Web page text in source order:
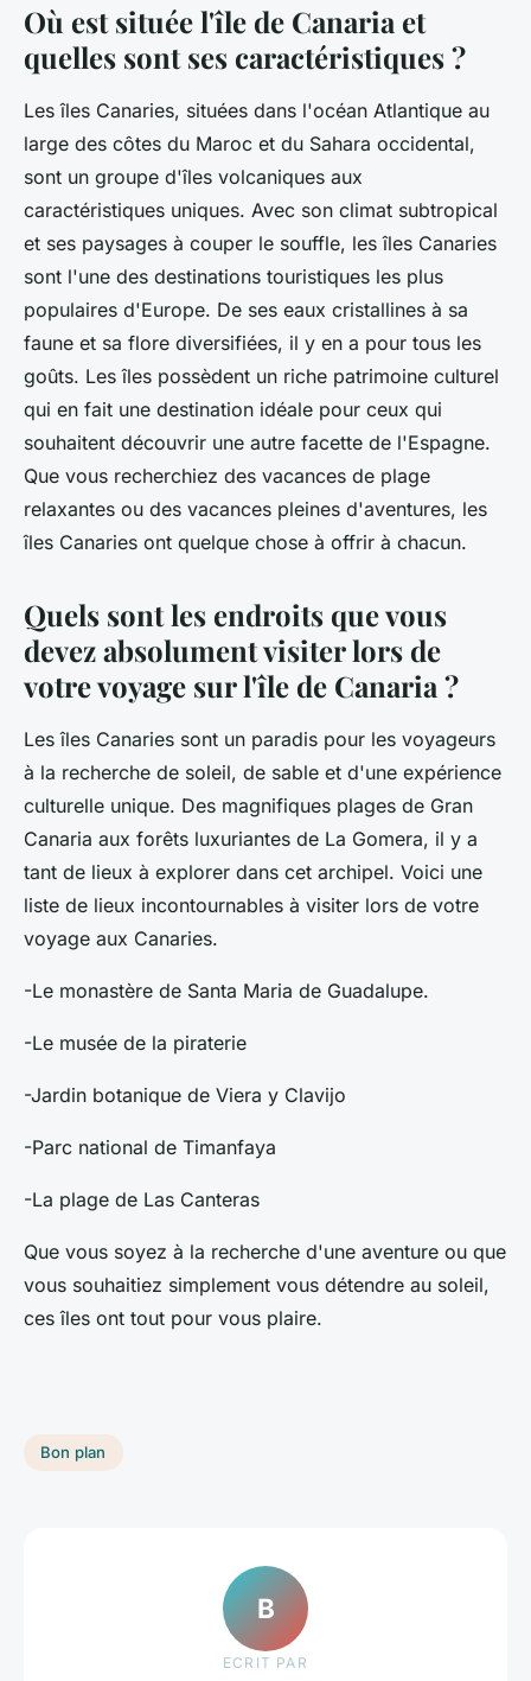
Où est située l'île de Canaria et
quelles sont ses caractéristiques ?
Les îles Canaries, situées dans l'océan Atlantique au
large des côtes du Maroc et du Sahara occidental,
sont un groupe d'îles volcaniques aux
caractéristiques uniques. Avec son climat subtropical
et ses paysages à couper le souffle, les îles Canaries
sont l'une des destinations touristiques les plus
populaires d'Europe. De ses eaux cristallines à sa
faune et sa flore diversifiées, il y en a pour tous les
goûts. Les îles possèdent un riche patrimoine culturel
qui en fait une destination idéale pour ceux qui
souhaitent découvrir une autre facette de l'Espagne.
Que vous recherchiez des vacances de plage
relaxantes ou des vacances pleines d'aventures, les
îles Canaries ont quelque chose à offrir à chacun.
Quels sont les endroits que vous
devez absolument visiter lors de
votre voyage sur l'île de Canaria ?
Les îles Canaries sont un paradis pour les voyageurs
à la recherche de soleil, de sable et d'une expérience
culturelle unique. Des magnifiques plages de Gran
Canaria aux forêts luxuriantes de La Gomera, il y a
tant de lieux à explorer dans cet archipel. Voici une
liste de lieux incontournables à visiter lors de votre
voyage aux Canaries.
-Le monastère de Santa Maria de Guadalupe.
-Le musée de la piraterie
-Jardin botanique de Viera y Clavijo
-Parc national de Timanfaya
-La plage de Las Canteras
Que vous soyez à la recherche d'une aventure ou que
vous souhaitiez simplement vous détendre au soleil,
ces îles ont tout pour vous plaire.
Bon plan
B
ECRIT PAR